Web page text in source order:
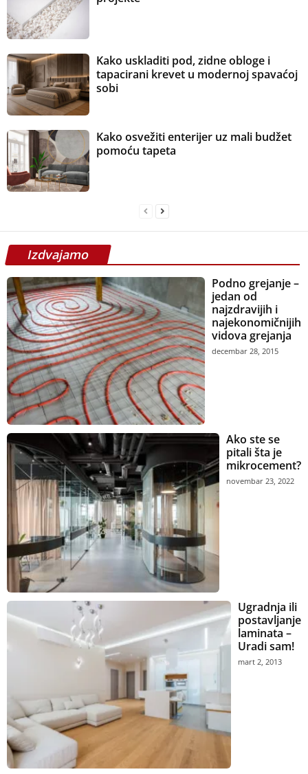
Kako uskladiti pod, zidne obloge i
tapacirani krevet u modernoj spavaćoj
sobi
Kako osvežiti enterijer uz mali budžet
pomoću tapeta
Izdvajamo
Podno grejanje –
jedan od
najzdravijih i
najekonomičnijih
vidova grejanja
decembar 28, 2015
Ako ste se
pitali šta je
mikrocement?
novembar 23, 2022
Ugradnja ili
postavljanje
laminata –
Uradi sam!
mart 2, 2013